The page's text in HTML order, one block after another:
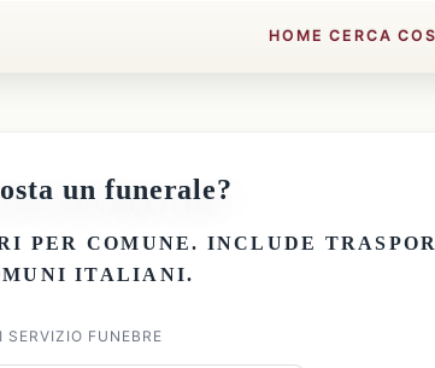
HOME CERCA
un funerale?
PER COMUNE. INCLUDE
ITALIANI.
SERVIZIO FUNEBRE